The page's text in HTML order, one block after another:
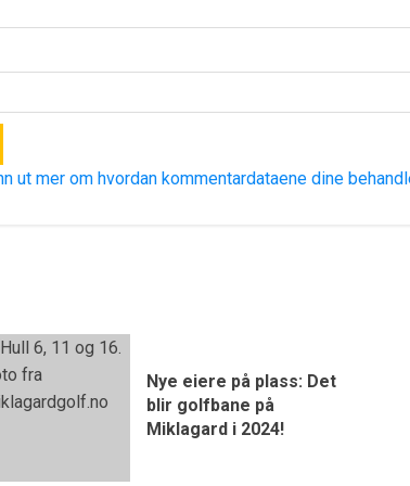
ut mer om hvordan kommentardataene dine
Nye eiere på plass: Det
blir golfbane på
Miklagard i 2024!